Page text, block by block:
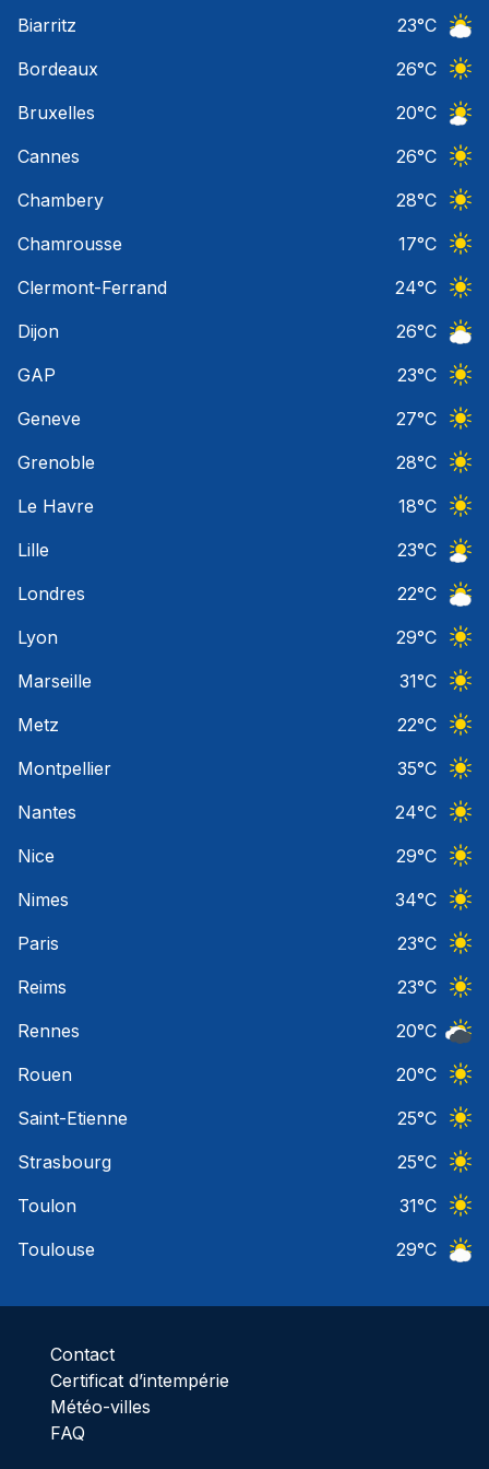
Biarritz
23°C
Bordeaux
26°C
Bruxelles
20°C
Cannes
26°C
Chambery
28°C
Chamrousse
17°C
Clermont-Ferrand
24°C
Dijon
26°C
GAP
23°C
Geneve
27°C
Grenoble
28°C
Le Havre
18°C
Lille
23°C
Londres
22°C
Lyon
29°C
Marseille
31°C
Metz
22°C
Montpellier
35°C
Nantes
24°C
Nice
29°C
Nimes
34°C
Paris
23°C
Reims
23°C
Rennes
20°C
Rouen
20°C
Saint-Etienne
25°C
Strasbourg
25°C
Toulon
31°C
Toulouse
29°C
Contact
Certificat d’intempérie
Météo-villes
FAQ